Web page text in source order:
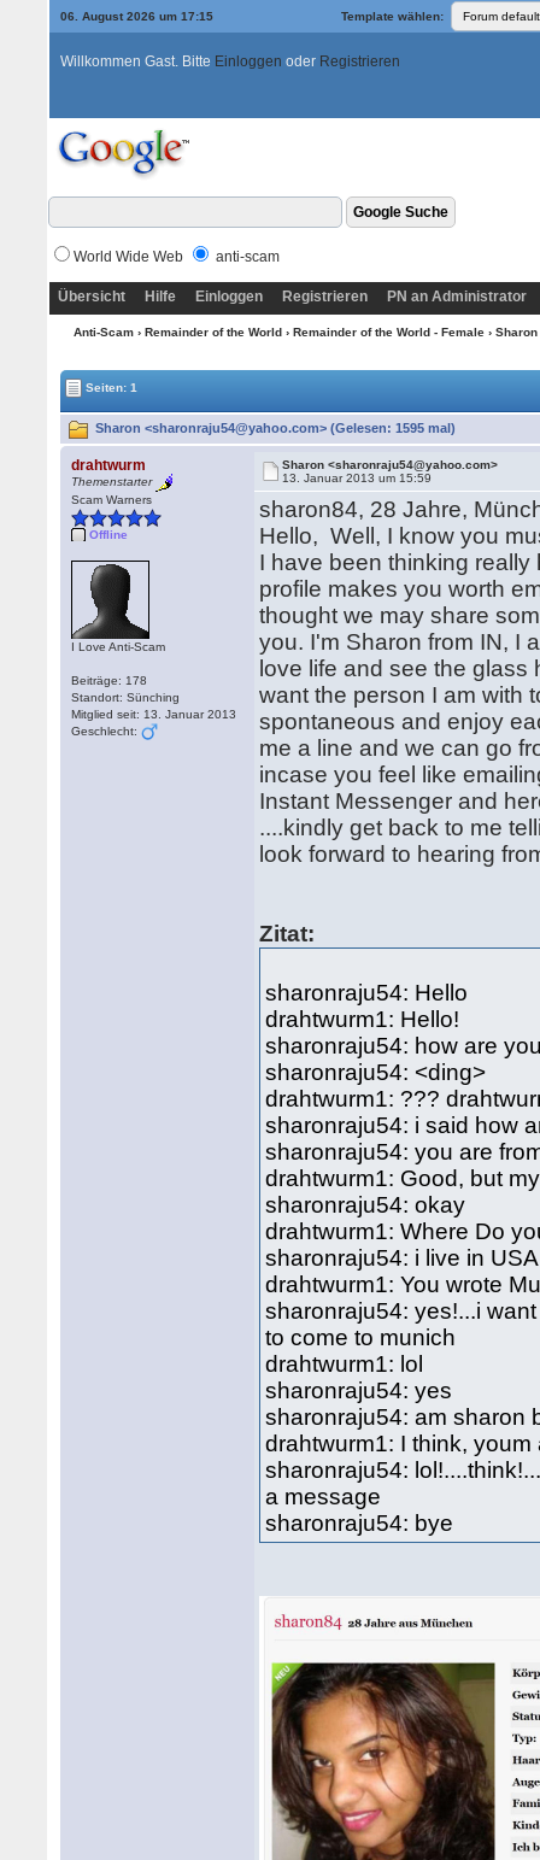
06. August 2026 um 17:15 Template wählen:
Willkommen Gast. Bitte Einloggen oder Registrieren
World Wide Web anti-scam
Übersicht Hilfe Einloggen Registrieren PN an Administrator
Anti-Scam› Remainder of the World› Remainder of the World - Female›
Seiten: 1
Sharon <sharonraju54@yahoo.com> (Gelesen: 1595 mal)
drahtwurm
Themenstarter
Scam Warners
Offline
I Love Anti-Scam
Beiträge: 178
Standort: Sünching
Mitglied seit: 13. Januar 2013
Geschlecht:
Sharon <sharonraju54@yahoo.com>
13. Januar 2013 um 15:59
sharon84, 28 Jahre,
Hello, Well, I know you
I have been thinking
profile makes you worth
thought we may share
you. I'm Sharon from IN, I
love life and see the
want the person I am with
spontaneous and enjoy
me a line and we can go
incase you feel like
Instant Messenger and
....kindly get back to me
look forward to hearing
Zitat:
sharonraju54: Hello
drahtwurm1: Hello!
sharonraju54: how are
sharonraju54: <ding>
drahtwurm1: ???
sharonraju54: i said how
sharonraju54: you are
drahtwurm1: Good, but
sharonraju54: okay
drahtwurm1: Where Do
sharonraju54: i live in USA
drahtwurm1: You wrote
sharonraju54: yes!...i
to come to munich
drahtwurm1: lol
sharonraju54: yes
sharonraju54: am sharon
drahtwurm1: I think, youm
sharonraju54:
a message
sharonraju54: bye